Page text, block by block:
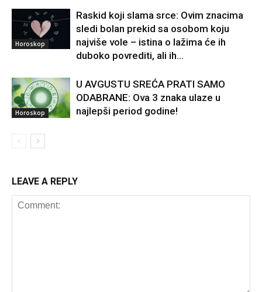
Horoskop
Raskid koji slama srce: Ovim znacima
sledi bolan prekid sa osobom koju
najviše vole – istina o lažima će ih
duboko povrediti, ali ih...
Horoskop
U AVGUSTU SREĆA PRATI SAMO
ODABRANE: Ova 3 znaka ulaze u
najlepši period godine!
LEAVE A REPLY